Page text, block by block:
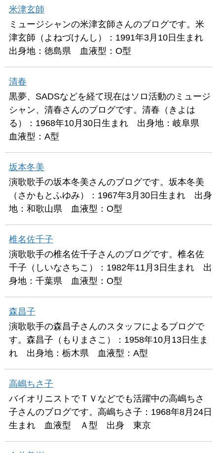
米津玄師
ミュージシャンの米津玄師さんのブログです。米
津玄師（よねづけんし）：1991年3月10日生まれ
出身地：徳島県 血液型：O型
清春
黒夢、SADSなどを経て現在はソロ活動のミュージ
シャン、清春さんのブログです。清春（きよは
る）：1968年10月30日生まれ 出身地：岐阜県
血液型：A型
坂本冬美
演歌歌手の坂本冬美さんのブログです。坂本冬美
（さかもとふゆみ）：1967年3月30日生まれ 出身
地：和歌山県 血液型：O型
椎名佐千子
演歌歌手の椎名佐千子さんのブログです。椎名佐
千子（しいなさちこ）：1982年11月3日生まれ 出
身地：千葉県 血液型：O型
森昌子
演歌歌手の森昌子さんのスタッフによるブログで
す。森昌子（もりまさこ）：1958年10月13日生ま
れ 出身地：栃木県 血液型：A型
高嶋ちさ子
バイオリニストでＴＶなどでも活躍中の高嶋ちさ
子さんのブログです。高嶋ちさ子：1968年8月24日
生まれ 血液型 Ａ型 出身 東京